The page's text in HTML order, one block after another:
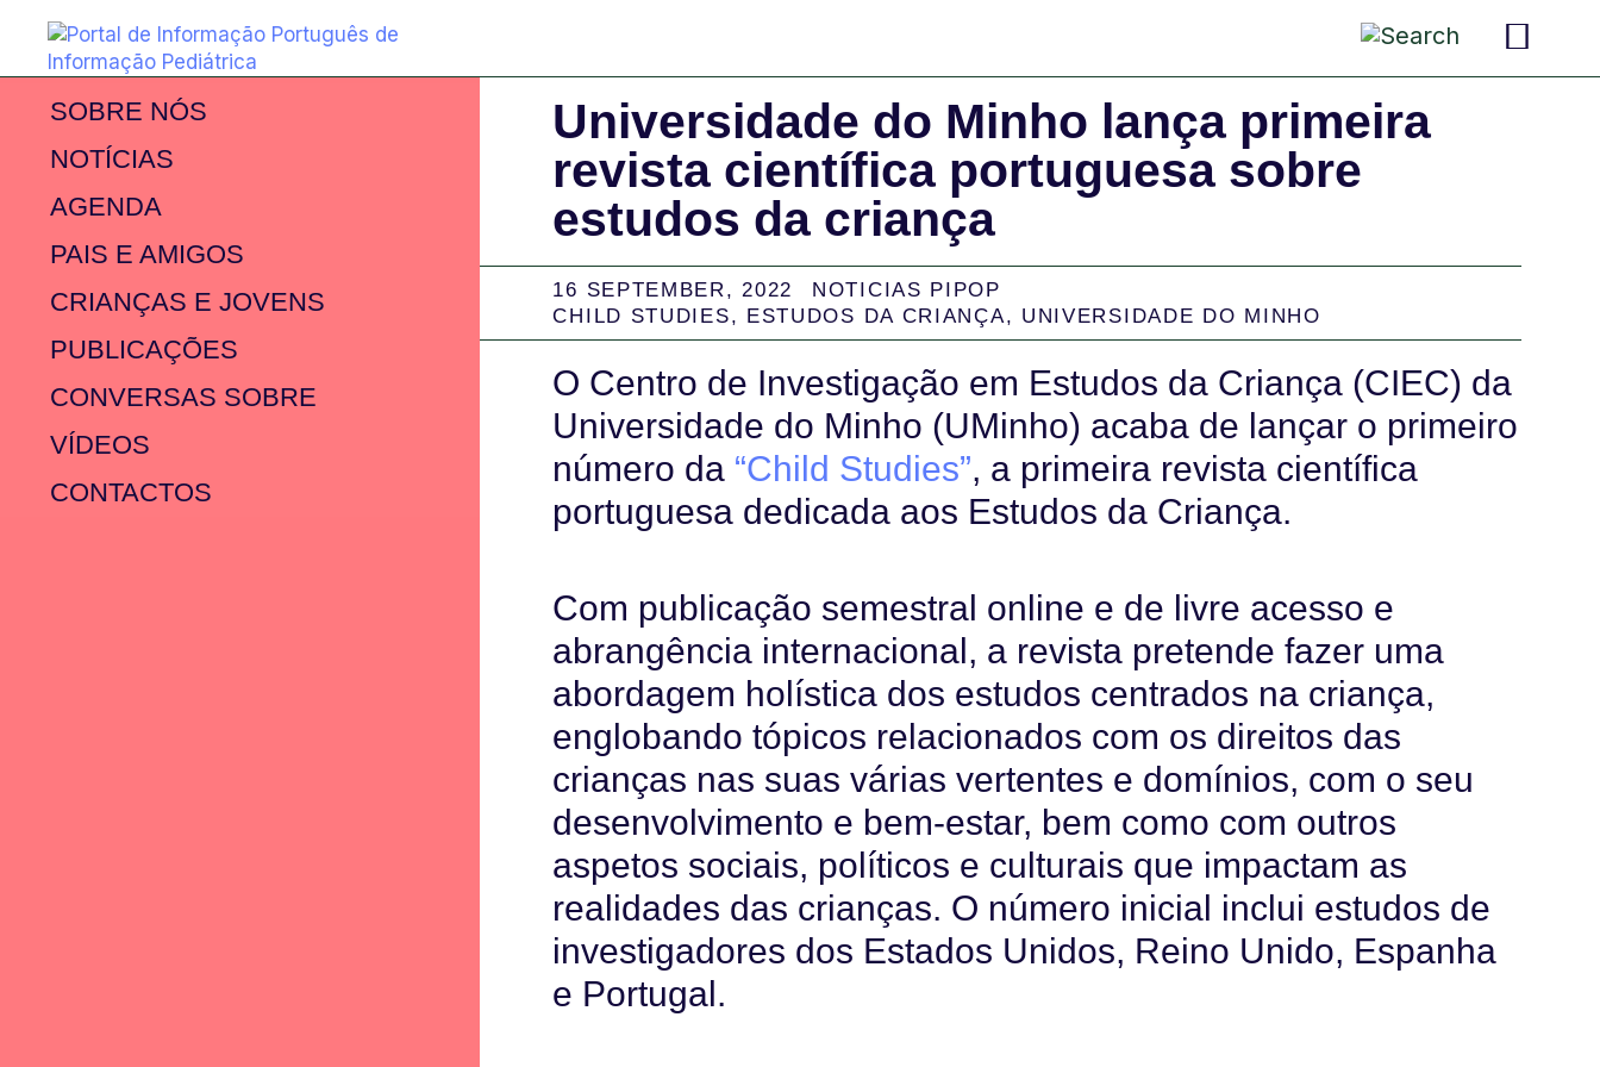
SOBRE NÓS
NOTÍCIAS
AGENDA
PAIS E AMIGOS
CRIANÇAS E JOVENS
PUBLICAÇÕES
CONVERSAS SOBRE
VÍDEOS
CONTACTOS
Universidade do Minho lança primeira
revista científica portuguesa sobre
estudos da criança
16 SEPTEMBER, 2022
NOTICIAS PIPOP
CHILD STUDIES, ESTUDOS DA CRIANÇA, UNIVERSIDADE DO MINHO
O Centro de Investigação em Estudos da Criança (CIEC) da
Universidade do Minho (UMinho) acaba de lançar o primeiro
número da “Child Studies”, a primeira revista científica
portuguesa dedicada aos Estudos da Criança.
Com publicação semestral online e de livre acesso e
abrangência internacional, a revista pretende fazer uma
abordagem holística dos estudos centrados na criança,
englobando tópicos relacionados com os direitos das
crianças nas suas várias vertentes e domínios, com o seu
desenvolvimento e bem-estar, bem como com outros
aspetos sociais, políticos e culturais que impactam as
realidades das crianças. O número inicial inclui estudos de
investigadores dos Estados Unidos, Reino Unido, Espanha
e Portugal.